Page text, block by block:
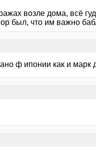
возле дома, всё
был, что им важно
ф ипонии как и марк